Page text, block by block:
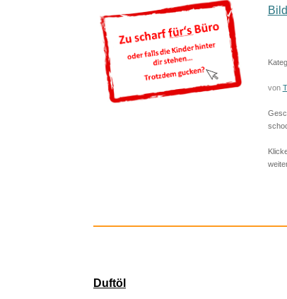
Bild
von
Duftöl